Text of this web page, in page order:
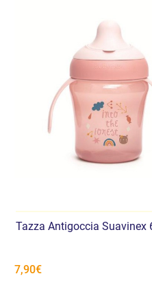
Tazza Antigoccia Suavinex
7,90€